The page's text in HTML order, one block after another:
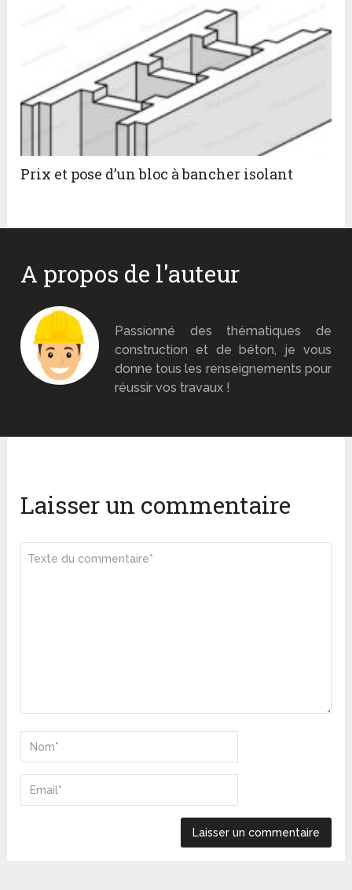
Prix et pose d’un bloc à bancher isolant
A propos de l'auteur
Passionné des thématiques de
construction et de béton, je vous
donne tous les renseignements pour
réussir vos travaux !
Laisser un commentaire